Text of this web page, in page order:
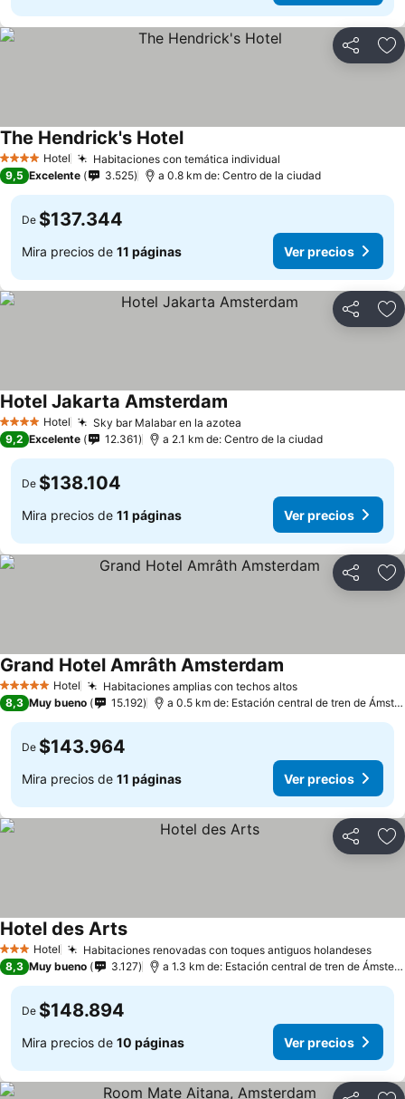
Compartir
4 EstrellasHotel Habitaciones con temática individual
The Hendrick's Hotel
9,5 Excelente 3.525 a 0.8 km de: Centro de la ciudad
De $137.344
Mira precios de 11 páginas Ver precios
Compartir
4 EstrellasHotel Sky bar Malabar en la azotea
Hotel Jakarta Amsterdam
9,2 Excelente 12.361 a 2.1 km de: Centro de la ciudad
De $138.104
Mira precios de 11 páginas Ver precios
Compartir
5 Estrellas Hotel Habitaciones amplias con techos altos
Grand Hotel Amrâth Amsterdam
8,3 Muy bueno 15.192 a 0.5 km de: Estación central de tren de Ámsterdam
De $143.964
Mira precios de 11 páginas Ver precios
Compartir
3 Estrellas
Hotel Habitaciones renovadas con toques antiguos holandeses
Hotel des Arts
8,3 Muy bueno 3.127 a 1.3 km de: Estación central de tren de Ámsterdam
De $148.894
Mira precios de 10 páginas Ver precios